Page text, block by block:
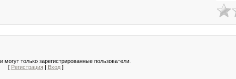
могут только зарегистрированные пользователи.
[ Регистрация Вход]